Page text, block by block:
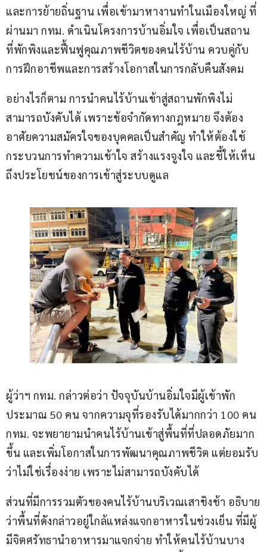
และการย้ายถิ่นฐาน เพื่อเข้ามาหางานทำในเมืองใหญ่ ที่
ผ่านมา กทม. ดำเนินโครงการบ้านอิ่มใจ เพื่อเป็นสถาน
ที่พักพิงและฟื้นฟูคุณภาพชีวิตของคนไร้บ้าน ควบคู่กับ
การฝึกอาชีพและการสร้างโอกาสในการกลับคืนสังคม
อย่างไรก็ตาม การนำคนไร้บ้านเข้าสู่สถานพักพิงไม่
สามารถบังคับได้ เพราะข้อจำกัดทางกฎหมาย จึงต้อง
อาศัยความสมัครใจของบุคคลเป็นสำคัญ ทำให้ต้องใช้
กระบวนการทำความเข้าใจ สร้างแรงจูงใจ และชี้ให้เห็น
ถึงประโยชน์ของการเข้าสู่ระบบดูแล
ผู้ว่าฯ กทม. กล่าวต่อว่า ปัจจุบันบ้านอิ่มใจมีผู้เข้าพัก
ประมาณ 50 คน จากความจุที่รองรับได้มากกว่า 100 คน
กทม. จะพยายามนำคนไร้บ้านเข้าสู่พื้นที่ที่ปลอดภัยมาก
ขึ้น และเพิ่มโอกาสในการพัฒนาคุณภาพชีวิต แต่ยอมรับ
ว่าไม่ใช่เรื่องง่าย เพราะไม่สามารถบังคับได้
ส่วนที่มีการรวมตัวของคนไร้บ้านบริเวณเสาชิงช้า อธิบาย
ว่าพื้นที่ดังกล่าวอยู่ใกล้แหล่งแจกอาหารในช่วงเย็น ที่มีผู้
มีจิตศรัทธานำอาหารมาแจกจ่าย ทำให้คนไร้บ้านบาง